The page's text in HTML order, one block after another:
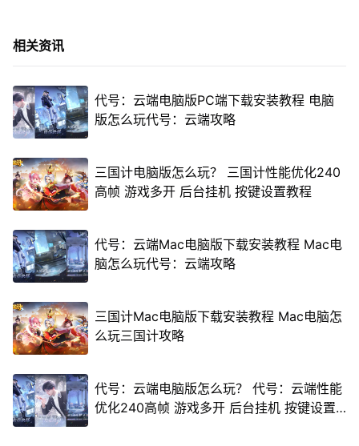
相关资讯
代号：云端电脑版PC端下载安装教程 电脑
版怎么玩代号：云端攻略
三国计电脑版怎么玩？ 三国计性能优化240
高帧 游戏多开 后台挂机 按键设置教程
代号：云端Mac电脑版下载安装教程 Mac电
脑怎么玩代号：云端攻略
三国计Mac电脑版下载安装教程 Mac电脑怎
么玩三国计攻略
代号：云端电脑版怎么玩？ 代号：云端性能
优化240高帧 游戏多开 后台挂机 按键设置